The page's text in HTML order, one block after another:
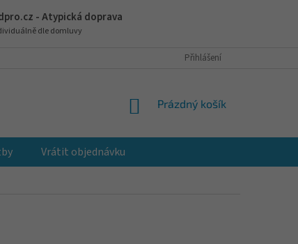
- Atypická doprava
dle domluvy
VRÁCENÍ A VÝMĚNA ZBOŽÍ
Přihlášení
NÁKUPNÍ
Prázdný košík
Vrátit objednávku